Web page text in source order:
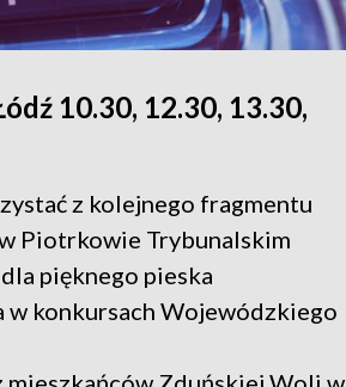
10.30, 12.30, 13.30,
z kolejnego fragmentu
Piotrkowie Trybunalskim
pięknego pieska
w konkursach Wojewódzkiego